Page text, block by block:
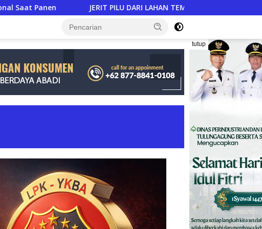
JERIT PILU DARI LAHAN TEMBAKAU ​: Modal Tani Mencekik 2,3 Kali
tutup